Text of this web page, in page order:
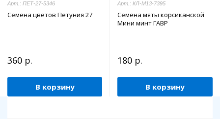
Арт.: ПЕТ-27-5346
Семена цветов Петуния 27
360 р.
В корзину
Арт.: КЛ-М13-7395
Семена мяты корсиканской
Мини минт ГАВР
180 р.
В корзину